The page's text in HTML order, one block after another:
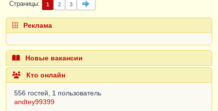
Страницы 1 2 3
Реклама
Новые вакансии
Кто онлайн
556 гостей, 1 пользователь
andtey99399